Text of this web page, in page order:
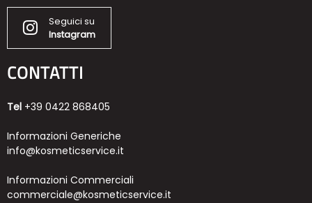
Seguici su
Instagram
CONTATTI
Tel +39 0422 868405
Informazioni Generiche
info@kosmeticservice.it
Informazioni Commerciali
commerciale@kosmeticservice.it